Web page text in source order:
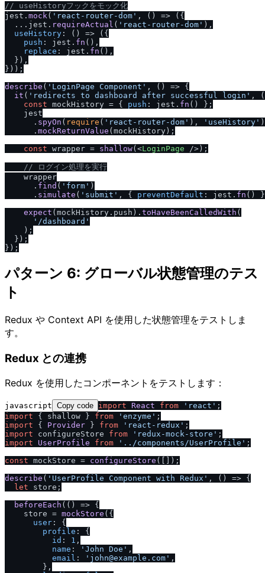
/ / useHistoryフックをモック化
jest. mock ( 'react-router-dom' , () => ({
  ...jest.
requireActual ( 'react-router-dom' ),
useHistory : () => ({
push : jest. fn (),
replace : jest. fn (),
  }),
}));
describe ( 'LoginPage Component' , () => {
it ( 'redirects to dashboard after successful login' ,
const mockHistory = { push : jest. fn () };
    jest
      .
spyOn ( require ( 'react-router-dom' ), 'useHistory' )
      .
mockReturnValue (mockHistory);
const wrapper = shallow( <LoginPage /> );
/ / ログイン処理を実行
    wrapper
      .
find ( 'form' )
      .
simulate ( 'submit' , { preventDefault : jest. fn ()
expect (mockHistory. push ). toHaveBeenCalledWith (
' /dashboard'
    );
  });
パターン 6: グローバル状態管理のテス
ト
Redux や Context API を使用した状態管理をテストしま
す。
Redux との連携
Redux を使用したコンポーネントをテストします：
javascript Copy code import React from 'react'
import { shallow } from 'enzyme'
import { Provider } from 'react-redux'
import configureStore from 'redux-mock-store'
import
UserProfile from '.. /components/UserProfile' ;
const mockStore = configureStore ([]);
describe ( 'UserProfile Component with Redux' , () => {
let store;
beforeEach ( () => {
    store =
mockStore ({
user : {
profile : {
id : 1 ,
name : 'John Doe' ,
email : 'john@example.com' ,
        },